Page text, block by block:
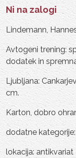
Ni na zalogi
Lindemann,
Avtogeni trening:
dodatek in
Ljubljana:
cm.
Karton, dobro
dodatne
lokacija: antikvariat